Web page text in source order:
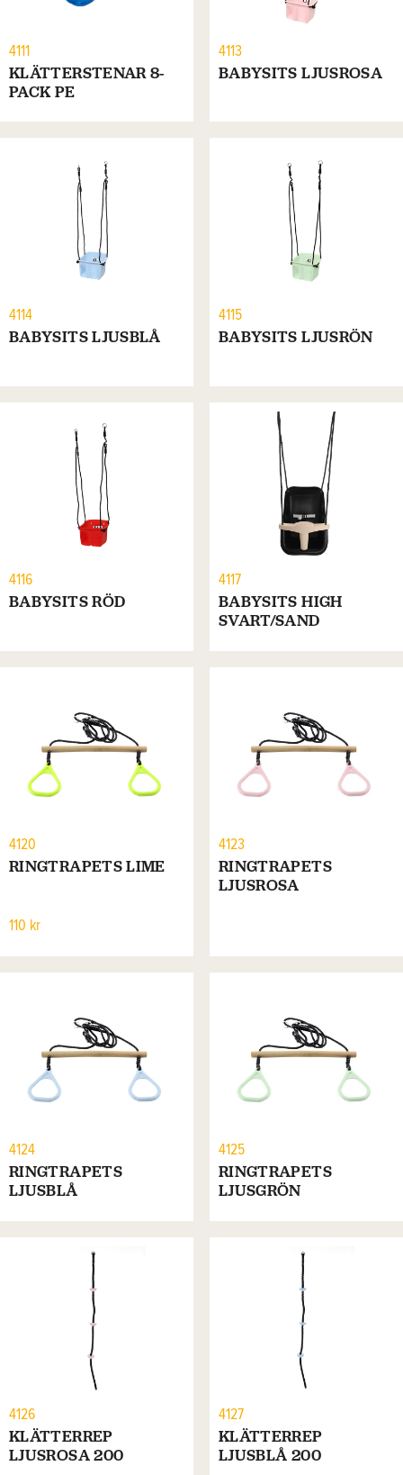
4111
KLÄTTERSTENAR 8-
PACK PE
4113
BABYSITS LJUSROSA
4114
BABYSITS LJUSBLÅ
4115
BABYSITS LJUSRÖN
4116
BABYSITS RÖD
4117
BABYSITS HIGH
SVART/SAND
4120
RINGTRAPETS LIME
110 kr
4123
RINGTRAPETS
LJUSROSA
4124
RINGTRAPETS
LJUSBLÅ
4125
RINGTRAPETS
LJUSGRÖN
4126
KLÄTTERREP
LJUSROSA 200
4127
KLÄTTERREP
LJUSBLÅ 200